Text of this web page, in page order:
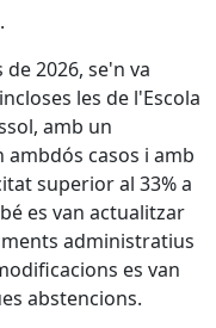
2026, se'n va
les de l'Escola
amb un
ambdós casos i amb
superior al 33% a
es van actualitzar
administratius
es van
abstencions.